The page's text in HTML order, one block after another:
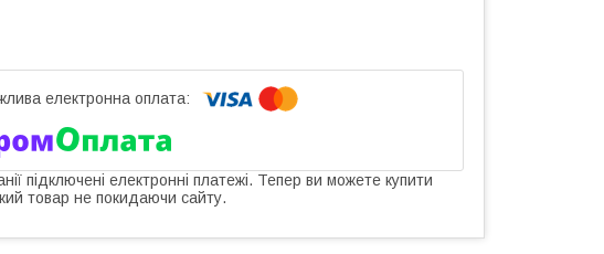
підключені електронні платежі. Тепер ви можете купити
товар не покидаючи сайту.